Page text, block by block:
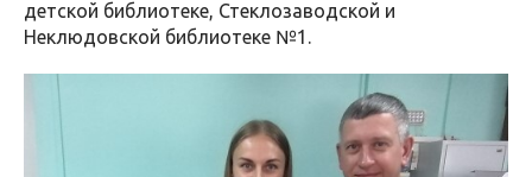
детской библиотеке, Стеклозаводской и
Неклюдовской библиотеке №1.